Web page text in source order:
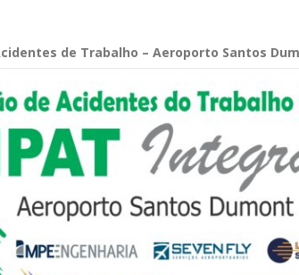
de Trabalho – Aeroporto Santos